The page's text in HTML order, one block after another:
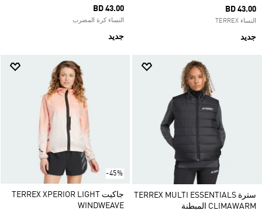
BD 43.00
النساء TERREX
جديد
BD 43.00
النساء كرة المضرب
جديد
سترة TERREX MULTI ESSENTIALS
CLIMAWARM المبطنة
-45%
جاكيت TERREX XPERIOR LIGHT
WINDWEAVE